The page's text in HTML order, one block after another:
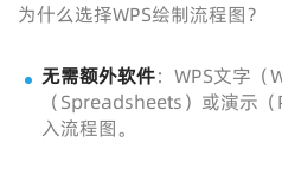
为什么选择WPS绘制流程图？
无需额外软件：WPS文字（
（Spreadsheets）或演示
入流程图。